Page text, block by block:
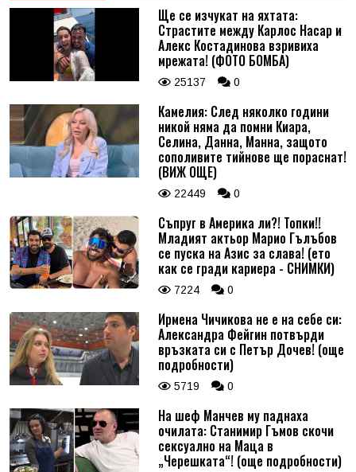
Ще се изчукат на яхтата:
Страстите между Карлос Насар и
Алекс Костадинова взривиха
мрежата! (ФОТО БОМБА)
25137 0
Камелия: След няколко години
никой няма да помни Киара,
Селина, Данна, Манна, защото
сополивите тийнове ще пораснат!
(ВИЖ ОЩЕ)
22449 0
Съпруг в Америка ли?! Топки!!
Младият актьор Марио Гълъбов
се пуска на Азис за слава! (ето
как се гради кариера - СНИМКИ)
7224 0
Ирмена Чичикова не е на себе си:
Александра Фейгин потвърди
връзката си с Петър Дочев! (още
подробности)
5719 0
На шеф Манчев му паднаха
очилата: Станимир Гъмов скочи
сексуално на Маца в
„Черешката“! (още подробности)